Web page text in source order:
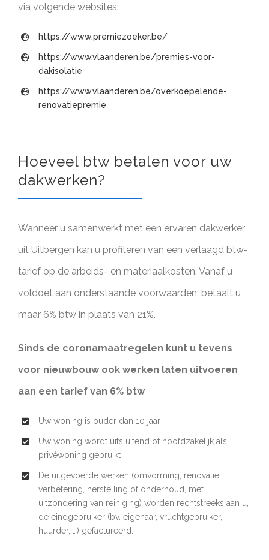
via volgende websites:
https://www.premiezoeker.be/
https://www.vlaanderen.be/premies-voor-
dakisolatie
https://www.vlaanderen.be/overkoepelende-
renovatiepremie
Hoeveel btw betalen voor uw
dakwerken?
Wanneer u samenwerkt met een ervaren dakwerker
uit Uitbergen kan u profiteren van een verlaagd btw-
tarief op de arbeids- en materiaalkosten. Vanaf u
voldoet aan onderstaande voorwaarden, betaalt u
maar 6% btw in plaats van 21%.
Sinds de coronamaatregelen kunt u tevens
voor nieuwbouw ook werken laten uitvoeren
aan een tarief van 6% btw
Uw woning is ouder dan 10 jaar
Uw woning wordt uitsluitend of hoofdzakelijk als
privéwoning gebruikt
De uitgevoerde werken (omvorming, renovatie,
verbetering, herstelling of onderhoud, met
uitzondering van reiniging) worden rechtstreeks aan u,
de eindgebruiker (bv. eigenaar, vruchtgebruiker,
huurder, …) gefactureerd.